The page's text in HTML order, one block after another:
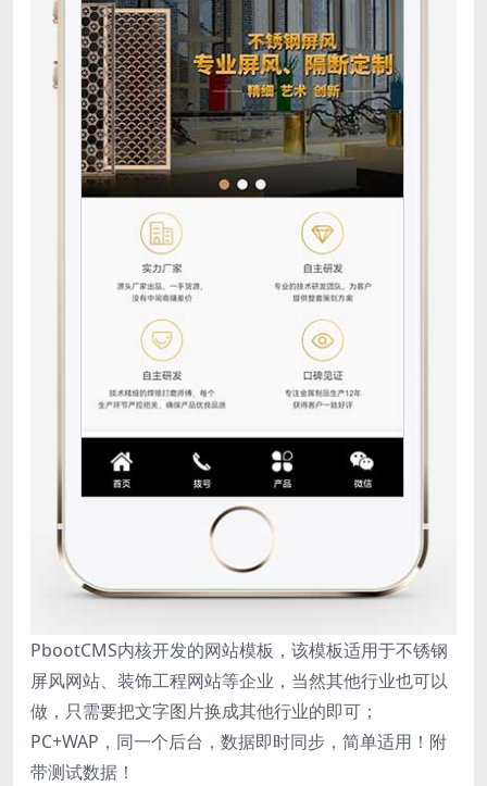
PbootCMS内核开发的网站模板，该模板适用于不锈钢
屏风网站、装饰工程网站等企业，当然其他行业也可以
做，只需要把文字图片换成其他行业的即可；
PC+WAP，同一个后台，数据即时同步，简单适用！附
带测试数据！